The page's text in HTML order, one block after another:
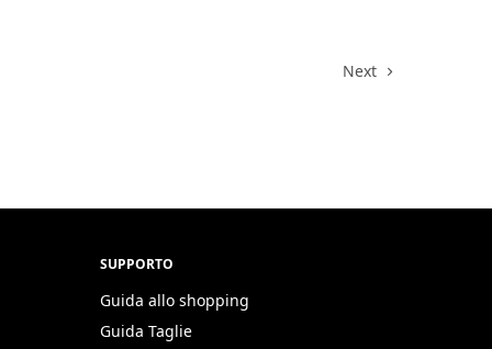
Next
SUPPORTO
Guida allo shopping
Guida Taglie